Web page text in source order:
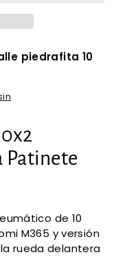
piedrafita 10
Patinete
de 10
M365 y versión
rueda delantera